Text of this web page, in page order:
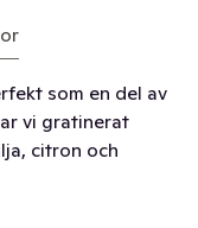
som en del av
vi gratinerat
citron och